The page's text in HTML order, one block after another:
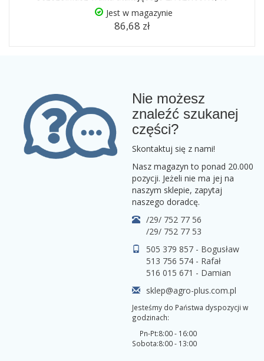
Jest w magazynie
86,68 zł
Nie możesz
znaleźć szukanej
części?
Skontaktuj się z nami!
Nasz magazyn to ponad 20.000
pozycji. Jeżeli nie ma jej na
naszym sklepie, zapytaj
naszego doradcę.
/29/ 752 77 56
/29/ 752 77 53
505 379 857 - Bogusław
513 756 574 - Rafał
516 015 671 - Damian
sklep@agro-plus.com.pl
Jesteśmy do Państwa dyspozycji w
godzinach:
Pn-Pt:
Sobota:
8:00 - 16:00
8:00 - 13:00